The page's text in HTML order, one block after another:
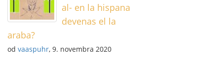
al- en la hispana
devenas el la
araba?
od vaaspuhr, 9. novembra 2020